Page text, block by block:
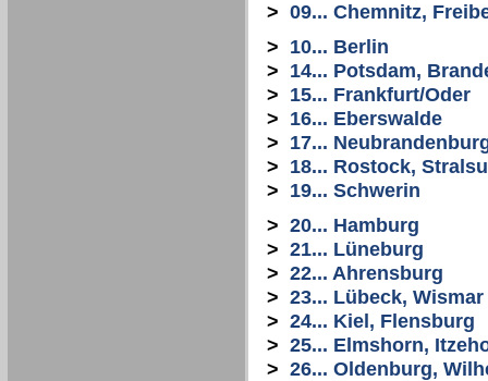
> 09... Chemnitz,
> 10... Berlin
> 14... Potsdam,
> 15... Frankfurt/Oder
> 16... Eberswalde
> 17...
> 18... Rostock,
> 19... Schwerin
> 20... Hamburg
> 21... Lüneburg
> 22... Ahrensburg
> 23... Lübeck, Wismar
> 24... Kiel, Flensburg
> 25... Elmshorn,
> 26... Oldenburg,